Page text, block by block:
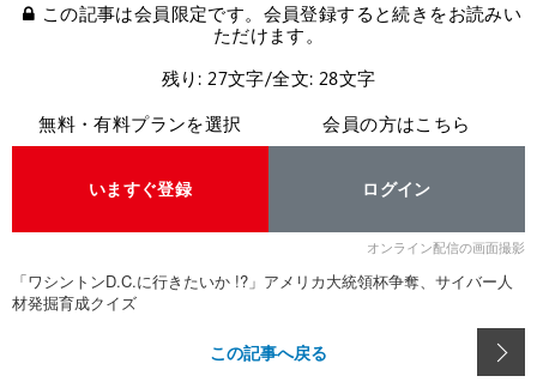
この記事は会員限定です。会員登録すると続きをお読みい
ただけます。
残り: 27文字/全文: 28文字
無料・有料プランを選択
いますぐ登録
会員の方はこちら
ログイン
オンライン配信の画面撮影
「ワシントンD.C.に行きたいか !?」アメリカ大統領杯争奪、サイバー人
材発掘育成クイズ
この記事へ戻る